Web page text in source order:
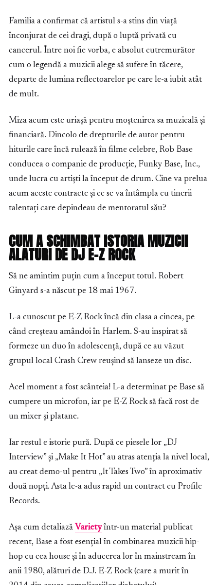
Familia a confirmat că artistul s-a stins din viață
înconjurat de cei dragi, după o luptă privată cu
cancerul. Între noi fie vorba, e absolut cutremurător
cum o legendă a muzicii alege să sufere în tăcere,
departe de lumina reflectoarelor pe care le-a iubit atât
de mult.
Miza acum este uriașă pentru moștenirea sa muzicală și
financiară. Dincolo de drepturile de autor pentru
hiturile care încă rulează în filme celebre, Rob Base
conducea o companie de producție, Funky Base, Inc.,
unde lucra cu artiști la început de drum. Cine va prelua
acum aceste contracte și ce se va întâmpla cu tinerii
talentați care depindeau de mentoratul său?
CUM A SCHIMBAT ISTORIA MUZICII
ALATURI DE DJ E-Z ROCK
Să ne amintim puțin cum a început totul. Robert
Ginyard s-a născut pe 18 mai 1967.
L-a cunoscut pe E-Z Rock încă din clasa a cincea, pe
când creșteau amândoi în Harlem. S-au inspirat să
formeze un duo în adolescență, după ce au văzut
grupul local Crash Crew reușind să lanseze un disc.
Acel moment a fost scânteia! L-a determinat pe Base să
cumpere un microfon, iar pe E-Z Rock să facă rost de
un mixer și platane.
Iar restul e istorie pură. După ce piesele lor „DJ
Interview” și „Make It Hot” au atras atenția la nivel local,
au creat demo-ul pentru „It Takes Two” în aproximativ
două nopți. Asta le-a adus rapid un contract cu Profile
Records.
Așa cum detaliază Varietyîntr-un material publicat
recent, Base a fost esențial în combinarea muzicii hip-
hop cu cea house și în aducerea lor în mainstream în
anii 1980, alături de D.J. E-Z Rock (care a murit în